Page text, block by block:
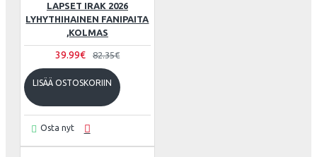
LAPSET IRAK 2026
LYHYTHIHAINEN FANIPAITA
,KOLMAS
39.99€ 82.35€
LISÄÄ OSTOSKORIIN
Osta nyt